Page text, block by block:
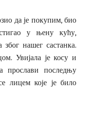
да је покупим, био
у њену кућу,
нашег састанка.
Увијала је косу и
прослави последњу
лицем које је било